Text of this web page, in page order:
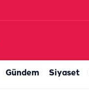
Gündem Siyaset